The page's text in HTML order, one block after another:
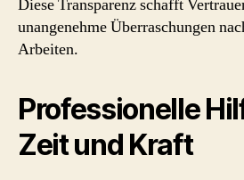
Diese Transparenz schafft
unangenehme Überraschungen
Arbeiten.
Professionelle
Zeit und Kraft